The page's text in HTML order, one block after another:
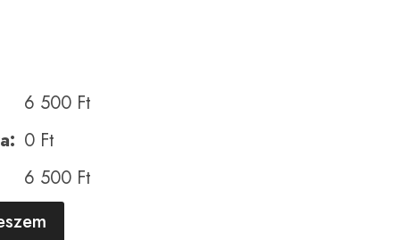
6 500 Ft
0 Ft
6 500 Ft
A